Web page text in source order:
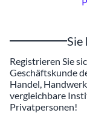
Sie
Registrieren Sie
Geschäftskunde
Handel,
vergleichbare
Privatpersonen!